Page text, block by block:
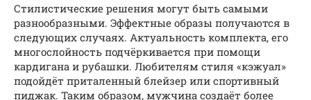
Стилистические решения могут быть самыми
разнообразными. Эффектные образы получаются в
следующих случаях. Актуальность комплекта, его
многослойность подчёркивается при помощи
кардигана и рубашки. Любителям стиля «кэжуал»
подойдёт приталенный блейзер или спортивный
пиджак. Таким образом, мужчина создаёт более